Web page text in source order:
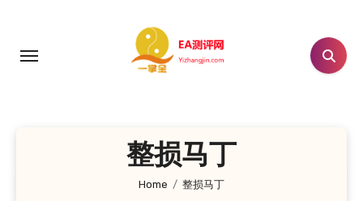
整损马丁
Home 整损马丁